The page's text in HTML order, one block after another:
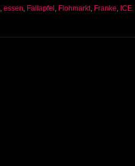
, essen, Fallapfel, Flohmarkt, Franke, ICE